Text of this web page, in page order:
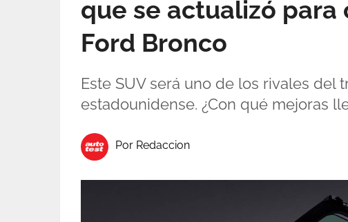
que se actualizó
Ford Bronco
Este SUV será uno de los rivales del
estadounidense. ¿Con qué mejoras
Por Redaccion